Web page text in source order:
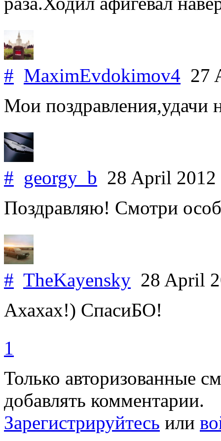
# MaximEvdokimov4 27
Мои поздравления,удачи
# georgy_b 28 April 2012
Поздравляю! Смотри
# TheKayensky 28 April
Ахахах!) СпасиБО!
1
Только авторизованные
добавлять комментарии.
Зарегистрируйтесь или